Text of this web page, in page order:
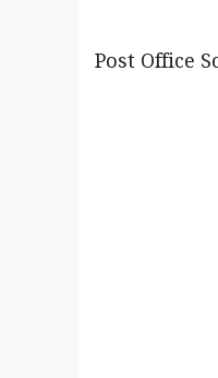
Post Office